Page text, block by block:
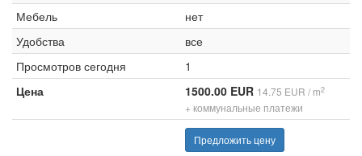
Мебель
нет
Удобства
все
Просмотров сегодня
1
Цена
1500.00 EUR 14.75 EUR / m2
+ коммунальные платежи
Предложить цену